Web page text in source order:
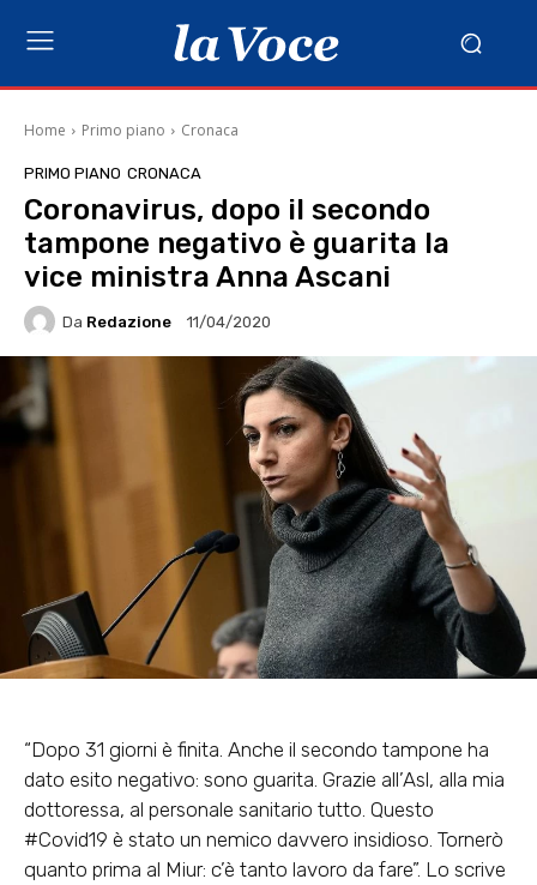
Home Primo piano Cronaca
PRIMO PIANO CRONACA
Coronavirus, dopo il secondo
tampone negativo è guarita la
vice ministra Anna Ascani
Da Redazione 11/04/2020
“Dopo 31 giorni è finita. Anche il secondo tampone ha
dato esito negativo: sono guarita. Grazie all’Asl, alla mia
dottoressa, al personale sanitario tutto. Questo
#Covid19 è stato un nemico davvero insidioso. Tornerò
quanto prima al Miur: c’è tanto lavoro da fare”. Lo scrive